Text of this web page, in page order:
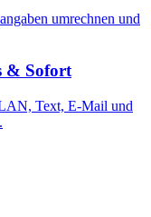
umrechnen und
& Sofort
Text, E-Mail und